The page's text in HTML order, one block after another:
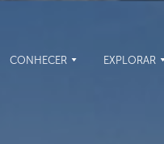
CONHECER EXPLORAR